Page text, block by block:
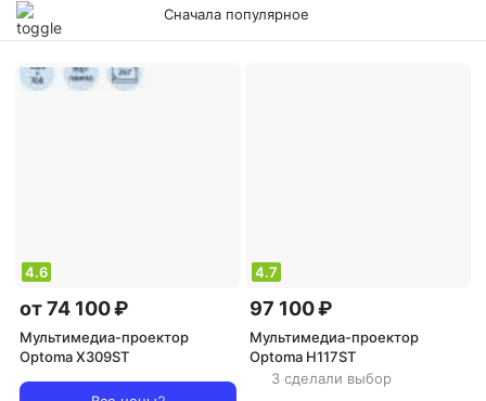
Сначала популярное
4.6
от 74 100 ₽
Мультимедиа-проектор
Optoma X309ST
4.7
97 100 ₽
Мультимедиа-проектор
Optoma H117ST
3 сделали выбор